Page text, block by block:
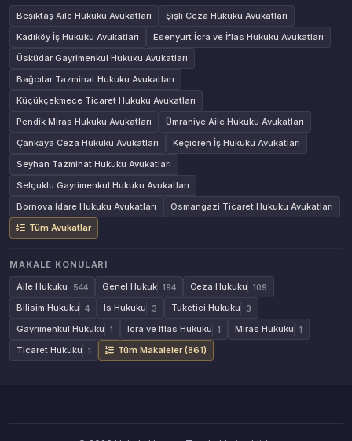
Beşiktaş Aile Hukuku Avukatları
Şişli Ceza Hukuku Avukatları
Kadıköy İş Hukuku Avukatları
Esenyurt İcra ve İflas Hukuku Avukatları
Üsküdar Gayrimenkul Hukuku Avukatları
Bağcılar Tazminat Hukuku Avukatları
Küçükçekmece Ticaret Hukuku Avukatları
Pendik Miras Hukuku Avukatları
Ümraniye Aile Hukuku Avukatları
Çankaya Ceza Hukuku Avukatları
Keçiören İş Hukuku Avukatları
Seyhan Tazminat Hukuku Avukatları
Selçuklu Gayrimenkul Hukuku Avukatları
Bornova İdare Hukuku Avukatları
Osmangazi Ticaret Hukuku Avukatları
Tüm Avukatlar
MAKALE KONULARI
Aile Hukuku
544 Genel Hukuk 194 Ceza Hukuku 109
Bilisim Hukuku 4 Is Hukuku 3 Tuketici Hukuku 3
Gayrimenkul Hukuku 1 Icra ve Iflas Hukuku 1 Miras Hukuku 1
Ticaret Hukuku 1 Tüm Makaleler (861)